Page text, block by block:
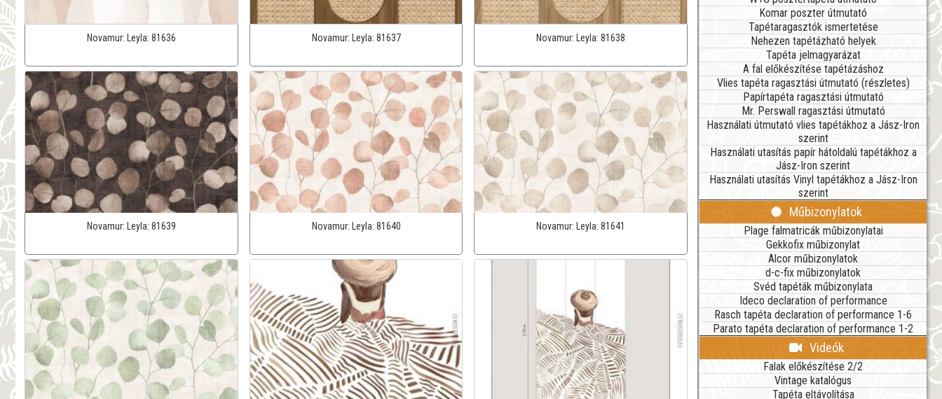
Novamur: Leyla: 81636 Novamur: Leyla: 81637 Novamur: Leyla:81638
Novamur: Leyla: 81639 Novamur: Leyla: 81640 Novamur: Leyla:81641
Komar poszter útmutató
Tapétaragasztók ismertetése
Nehezen tapétázható helyek
Tapéta jelmagyarázat
A fal előkészítése tapétázáshoz
Vlies tapéta ragasztási útmutató (részletes)
Papírtapéta ragasztási útmutató
Mr. Perswall ragasztási útmutató
Használati útmutató vlies tapétákhoz a Jász-Iron
szerint
Használati utasítás papír hátoldalú tapétákhoz a
Jász-Iron szerint
Használati utasítás Vinyl tapétákhoz a Jász-Iron
szerint
Műbizonylatok
Plage falmatricák műbizonylatai
Gekkofix műbizonylat
Alcor műbizonylatok
d-c-fix műbizonylatok
Svéd tapéták műbizonylata
Ideco declaration of performance
Rasch tapéta declaration of performance 1-6
Parato tapéta declaration of performance 1-2
Videók
Falak előkészítése 2/2
Vintage katalógus
Tapéta eltávolítása